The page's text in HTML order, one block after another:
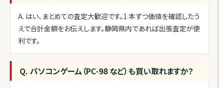
A. はい、まとめての査定大歓迎です。1 本ずつ価値を確認したう
えで合計金額をお伝えします。静岡県内であれば出張査定が便
利です。
Q. パソコンゲーム（PC-98 など）も買い取れますか？